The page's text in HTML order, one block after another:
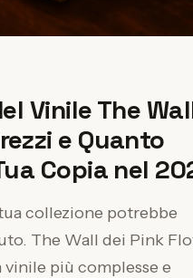
Vinile The
e Quanto
Copia nel
collezione potrebbe
The Wall dei Pink
più complesse e